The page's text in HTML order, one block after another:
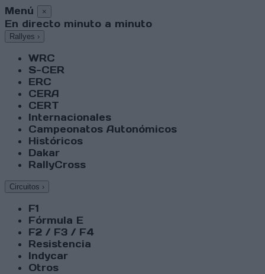
Menú ×
En directo minuto a minuto
Rallyes ›
WRC
S-CER
ERC
CERA
CERT
Internacionales
Campeonatos Autonómicos
Históricos
Dakar
RallyCross
Circuitos ›
F1
Fórmula E
F2 / F3 / F4
Resistencia
Indycar
Otros